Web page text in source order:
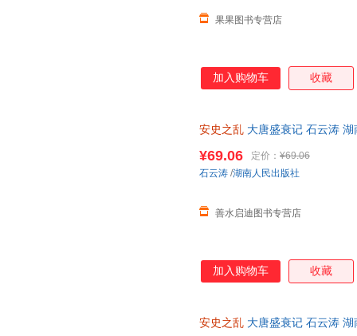
果果图书专营店
加入购物车 收藏
安史之乱 大唐盛衰记 石云涛
¥69.06 定价： ¥69.06
善水启迪图书专营店
石云涛 /湖南人民出版社
加入购物车 收藏
安史之乱 大唐盛衰记 石云涛